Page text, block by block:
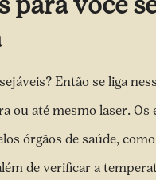
Então se liga
ou até mesmo laser.
órgãos de saúde,
de verificar a